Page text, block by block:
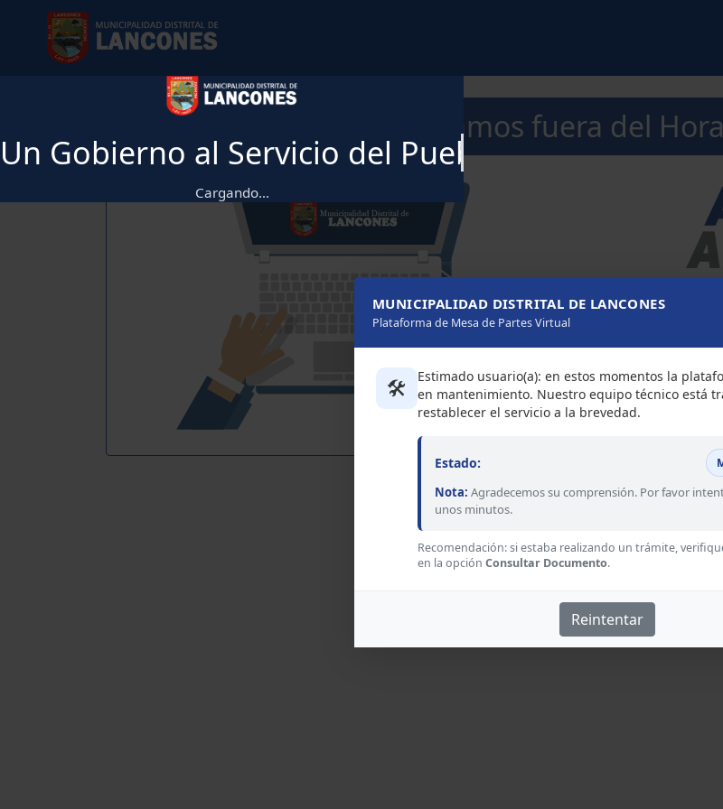
Un Gobierno al Servicio del Pueblo
Cargando…
¡Nos encontramos fuera del
MUNICIPALIDAD DISTRITAL DE LANCONES
Plataforma de Mesa de Partes Virtual
🛠️
Estimado usuario(a): en estos momentos la
en mantenimiento. Nuestro equipo técnico está
restablecer el servicio a la brevedad.
Estado:
Nota: Agradecemos su comprensión. Por favor
unos minutos.
Recomendación: si estaba realizando un trámite,
en la opción Consultar Documento.
Reintentar